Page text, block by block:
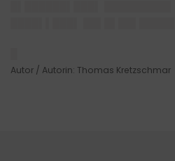
Autor / Autorin: Thomas Kretzschmar